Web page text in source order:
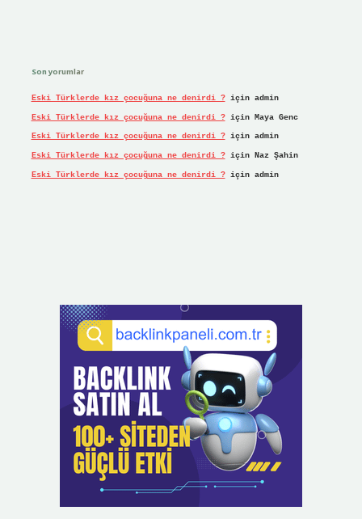
Son yorumlar
Eski Türklerde kız çocuğuna ne denirdi ?için admin
Eski Türklerde kız çocuğuna ne denirdi ?için Maya Genc
Eski Türklerde kız çocuğuna ne denirdi ?için admin
Eski Türklerde kız çocuğuna ne denirdi ?için Naz Şahin
Eski Türklerde kız çocuğuna ne denirdi ?için admin